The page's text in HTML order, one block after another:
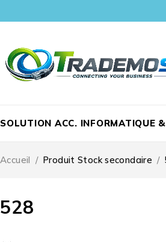
SOLUTION ACC. INFORMATIQUE
528
Accueil / Produit Stock secondaire /